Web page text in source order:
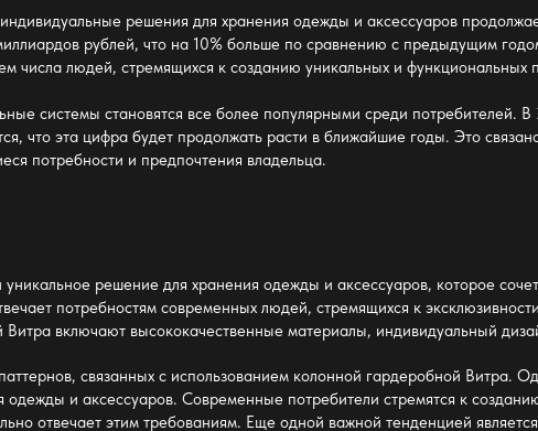
решения для хранения одежды и аксессуаров
рублей, что на 10% больше по сравнению с предыдущим
числа людей, стремящихся к созданию уникальных и функциональных
системы становятся все более популярными среди потребителей.
что эта цифра будет продолжать расти в ближайшие годы. Это
потребности и предпочтения владельца.
решение для хранения одежды и аксессуаров, которое
потребностям современных людей, стремящихся к
включают высококачественные материалы, индивидуальный
связанных с использованием колонной гардеробной Витра.
и аксессуаров. Современные потребители стремятся к
отвечает этим требованиям. Еще одной важной тенденцией